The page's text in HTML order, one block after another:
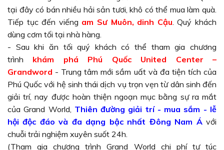
tại đây có bán nhiều hải sản tươi, khô có thể mua làm quà.
Tiếp tục đến viếng am Sư Muôn, dinh Cậu. Quý khách
dùng cơm tối tại nhà hàng.
- Sau khi ăn tối quý khách có thể tham gia chương
trình khám phá Phú Quốc United Center –
Grandword - Trung tâm mới sầm uất và đa tiện tích của
Phú Quốc với hệ sinh thái dịch vụ trọn vẹn từ dân sinh đến
giải trí, nay được hoàn thiện ngoạn mục bằng sự ra mắt
của Grand World, Thiên đường giải trí - mua sắm - lễ
hội độc đáo và đa dạng bậc nhất Đông Nam Á với
chuỗi trải nghiệm xuyên suốt 24h.
(Tham gia chương trình Grand World chi phí tự túc